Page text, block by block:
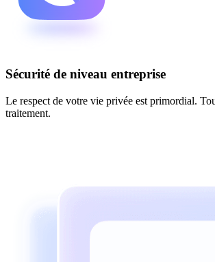
Sécurité de niveau entreprise
Le respect de votre vie privée est primordial.
traitement.